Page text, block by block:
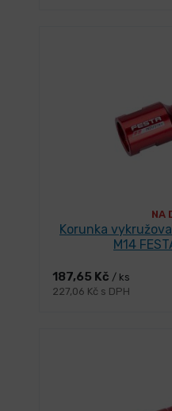
NA
Korunka
M14
187,65 Kč / ks
227,06 Kč s DPH